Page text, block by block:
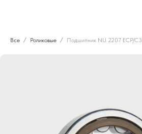
Все Роликовые Подшипник NU 2207 ECP/C3